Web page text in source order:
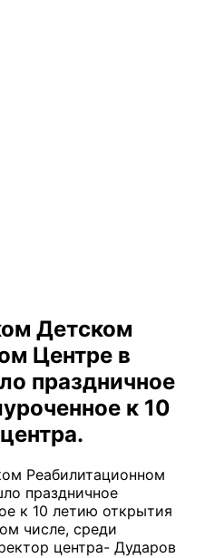
Детском
Центре в
праздничное
к 10
Реабилитационном
праздничное
к 10 летию открытия
числе, среди
центра- Дударов